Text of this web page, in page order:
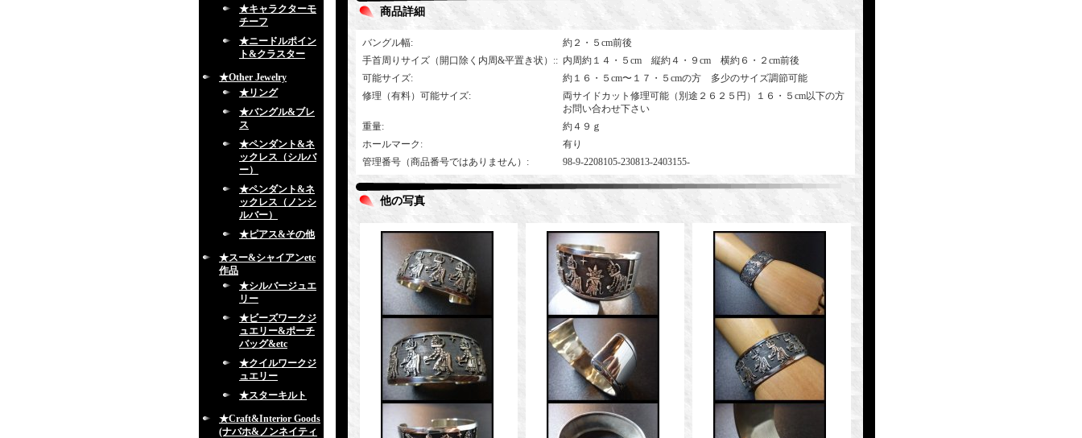
★キャラクターモ
チーフ
★ニードルポイン
ト&クラスター
★Other Jewelry
★リング
★バングル&ブレ
ス
★ペンダント&ネ
ックレス（シルバ
ー）
★ペンダント&ネ
ックレス（ノンシ
ルバー）
★ピアス&その他
★スー&シャイアンetc
作品
★シルバージュエ
リー
★ビーズワークジ
ュエリー&ポーチ
バッグ&etc
★クイルワークジ
ュエリー
★スターキルト
★Craft&Interior Goods
(ナバホ&ノンネイティ
商品詳細
バングル幅:
約２・５cm前後
手首周りサイズ（開口除く内周&平置き状）:: 内周約１４・５cm 縦約４・９cm 横約６・２cm前後
可能サイズ:
約１６・５cm〜１７・５cmの方 多少のサイズ調節可能
修理（有料）可能サイズ:
両サイドカット修理可能（別途２６２５円）１６・５cm以下の方
お問い合わせ下さい
重量:
約４９ｇ
ホールマーク :
有り
管理番号（商品番号ではありません） : 98-9-2208105-230813-2403155-
他の写真